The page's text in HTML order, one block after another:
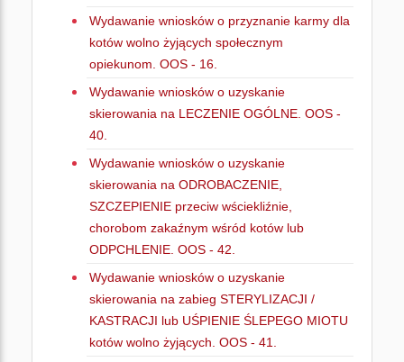
Wydawanie wniosków o przyznanie karmy dla
kotów wolno żyjących społecznym
opiekunom. OOS - 16.
Wydawanie wniosków o uzyskanie
skierowania na LECZENIE OGÓLNE. OOS -
40.
Wydawanie wniosków o uzyskanie
skierowania na ODROBACZENIE,
SZCZEPIENIE przeciw wściekliźnie,
chorobom zakaźnym wśród kotów lub
ODPCHLENIE. OOS - 42.
Wydawanie wniosków o uzyskanie
skierowania na zabieg STERYLIZACJI /
KASTRACJI lub UŚPIENIE ŚLEPEGO MIOTU
kotów wolno żyjących. OOS - 41.